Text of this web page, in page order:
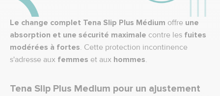
Le change complet Tena Slip Plus Médium offre une
absorption et une sécurité maximale contre les fuites
modérées à fortes. Cette protection incontinence
s'adresse aux femmes et aux hommes.
Tena Slip Plus Medium pour un ajustement